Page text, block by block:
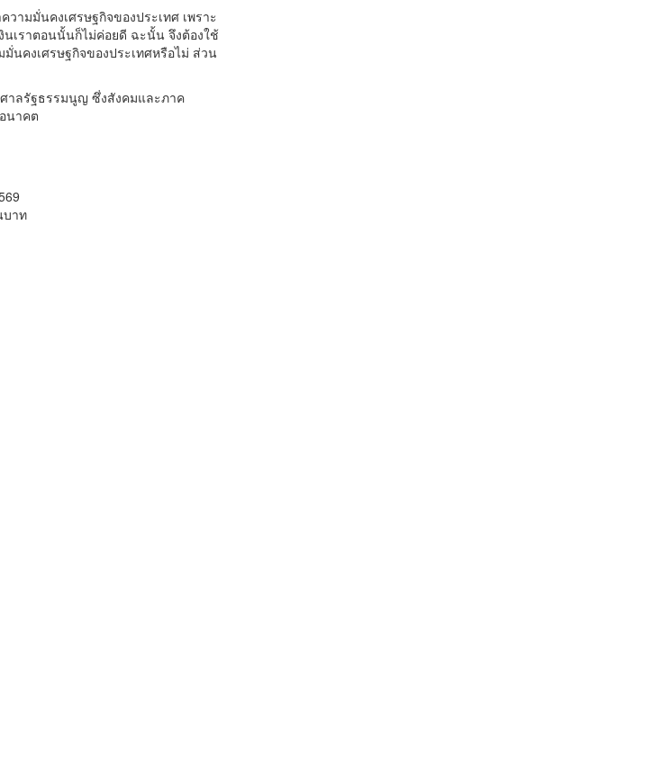
ามมั่นคงเศรษฐกิจของประเทศ เพราะ
เราตอนนั้นก็ไม่ค่อยดี ฉะนั้น จึงต้องใช้
นคงเศรษฐกิจของประเทศหรือไม่ ส่วน
าลรัฐธรรมนูญ ซึ่งสังคมและภาค
นาคต
บาท